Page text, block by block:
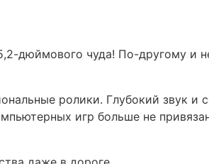
дюймового чуда! По-другому и
ролики. Глубокий звук и
игр больше не